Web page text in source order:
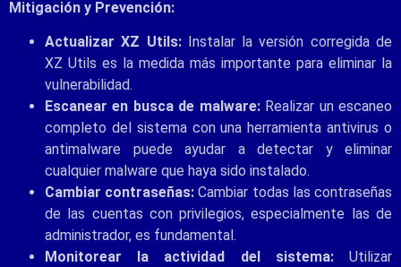
Mitigación y Prevención:
Actualizar XZ Utils:Instalar la versión corregida de
XZ Utils es la medida más importante para eliminar la
vulnerabilidad.
Escanear en busca de malware:Realizar un escaneo
completo del sistema con una herramienta antivirus o
antimalware puede ayudar a detectar y eliminar
cualquier malware que haya sido instalado.
Cambiar contraseñas: Cambiar todas las contraseñas
de las cuentas con privilegios, especialmente las de
administrador, es fundamental.
Monitorear la actividad del sistema: Utilizar